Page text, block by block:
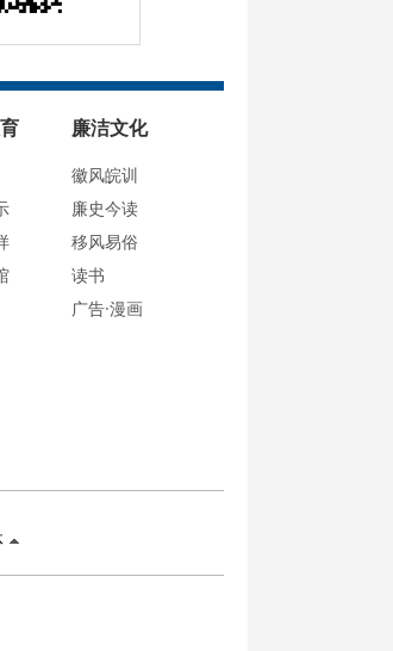
廉洁文化
徽风皖训
廉史今读
移风易俗
读书
广告·漫画